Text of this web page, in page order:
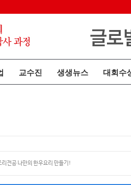
교수진 생생뉴스 대회수
리전공 나만의 한우요리 만들기!